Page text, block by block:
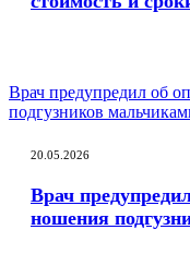
Врач предупредил об
подгузников
20.05.2026
Врач
ношения